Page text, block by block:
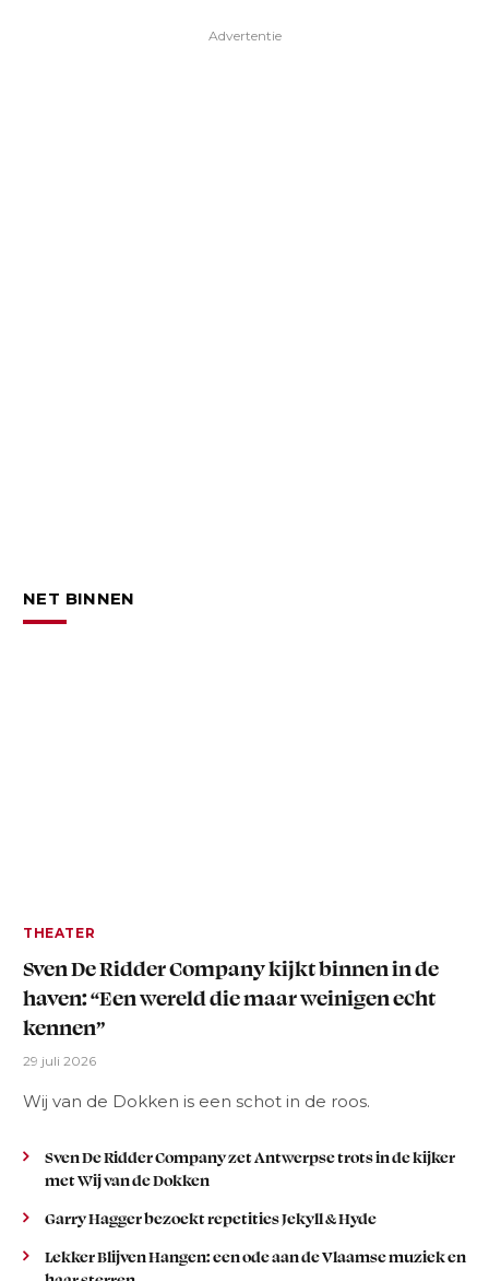
Advertentie
NET BINNEN
THEATER
Sven De Ridder Company kijkt binnen in de
haven: “Een wereld die maar weinigen echt
kennen”
29 juli 2026
Wij van de Dokken is een schot in de roos.
Sven De Ridder Company zet Antwerpse trots in de kijker
met Wij van de Dokken
Garry Hagger bezoekt repetities Jekyll & Hyde
Lekker Blijven Hangen: een ode aan de Vlaamse muziek en